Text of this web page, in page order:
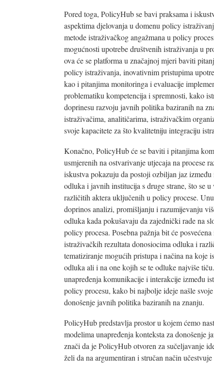
Pored toga, PolicyHub se bavi praksama i
aspektima djelovanja u domenu policy
metode istraživačkog angažmana u policy
mogućnosti upotrebe društvenih istraživanja u
ova će se platforma u značajnoj mjeri baviti
policy istraživanja, inovativnim pristupima
kao i pitanjima monitoringa i evaluacije
problematiku kompetencija i spremnosti, kako
doprinesu razvoju javnih politika baziranih na
istraživačima, analitičarima, istraživačkim
svoje kapacitete za što kvalitetniju integraciju
Konačno, PolicyHub će se baviti i pitanjima
usmjerenih na ostvarivanje utjecaja na procese
iskustva pokazuju da postoji ozbiljan jaz
odluka i javnih institucija s druge strane, što se
različitih aktera uključenih u policy procese.
doprinos analizi, promišljanju i razumijevanju
odluka kada pokušavaju da zajednički rade na
policy procesa. Posebna pažnja bit će
istraživačkih rezultata donosiocima odluka i
tematiziranje mogućih pristupa i načina na koje
odluka ali i na one kojih se te odluke najviše
unapređenja komunikacije i interakcije između
policy procesu, kako bi najbolje ideje našle
donošenje javnih politika baziranih na znanju.
PolicyHub predstavlja prostor u kojem ćemo
modelima unapređenja konteksta za donošenje
znači da je PolicyHub otvoren za sučeljavanje
želi da na argumentiran i stručan način